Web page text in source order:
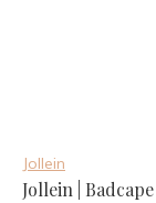
Jollein
Jollein |